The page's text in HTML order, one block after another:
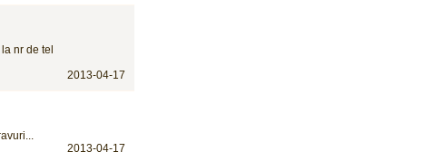
nr de tel
2013-04-17
2013-04-17